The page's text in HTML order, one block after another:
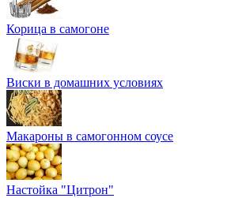
Корица в самогоне
Виски в домашних условиях
Макароны в самогонном соусе
Настойка "Цитрон"